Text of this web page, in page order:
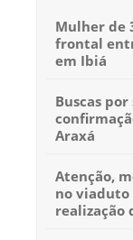
Mulher de
frontal
em Ibiá
Buscas
Araxá
Atenção,
no viaduto
realização